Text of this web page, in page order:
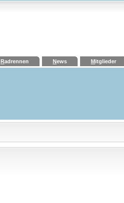
Radrennen News Mitglieder